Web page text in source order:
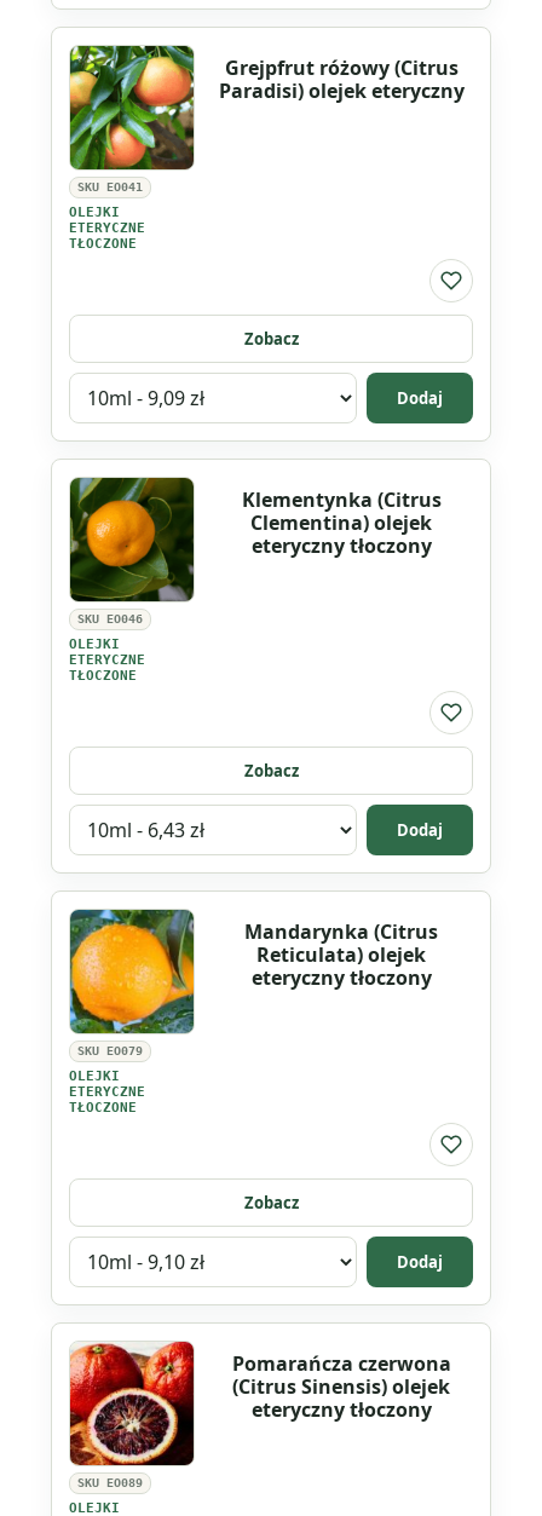
produktu
Bergamota
(Citrus
Bergamia)
olejek
eteryczny
tłoczony
SKU EO041
OLEJKI
ETERYCZNE
TŁOCZONE
Grejpfrut różowy (Citrus
Paradisi) olejek eteryczny
Do listy
Zobacz
Wybierz
wariant
produktu
Grejpfrut
różowy
(Citrus
Paradisi)
olejek
eteryczny
Dodaj
SKU EO046
OLEJKI
ETERYCZNE
TŁOCZONE
Klementynka (Citrus
Clementina) olejek
eteryczny tłoczony
Do listy
Zobacz
Wybierz
wariant
produktu
Klementynka
(Citrus
Clementina)
olejek
eteryczny
tłoczony
Dodaj
SKU EO079
OLEJKI
ETERYCZNE
TŁOCZONE
Mandarynka (Citrus
Reticulata) olejek
eteryczny tłoczony
Do listy
Zobacz
Wybierz
wariant
produktu
Mandarynka
(Citrus
Reticulata)
olejek
eteryczny
tłoczony
Dodaj
SKU EO089
OLEJKI
Pomarańcza czerwona
(Citrus Sinensis) olejek
eteryczny tłoczony